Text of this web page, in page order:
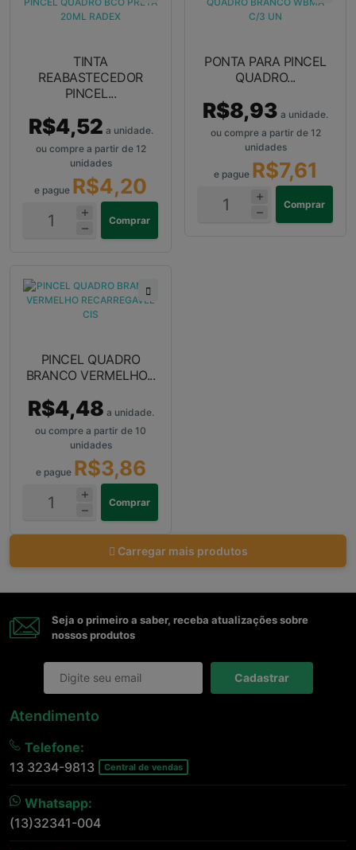
TINTA
REABASTECEDOR
PINCEL...
R$4,52 a unidade.
ou compre a partir de 12
unidades
e pague R$4,20
Comprar
PONTA PARA PINCEL
QUADRO...
R$8,93 a unidade.
ou compre a partir de 12
unidades
e pague R$7,61
Comprar
PINCEL QUADRO
BRANCO VERMELHO...
R$4,48 a unidade.
ou compre a partir de 10
unidades
e pague R$3,86
Comprar
Carregar mais produtos
Seja o primeiro a saber, receba atualizações sobre
nossos produtos
Cadastrar
Atendimento
Telefone:
13 3234-9813
Central de vendas
Whatsapp:
(13)32341-004